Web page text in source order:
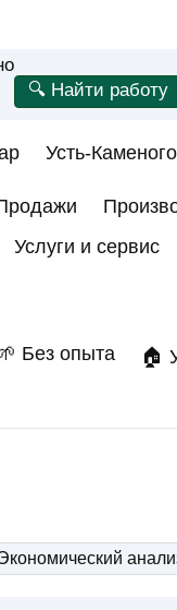
Усть-
Услуги и сервис
Без опыта 🏠